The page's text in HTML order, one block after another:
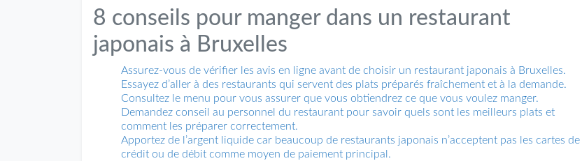
8 conseils pour manger dans un restaurant
japonais à Bruxelles
Assurez-vous de vérifier les avis en ligne avant de choisir un restaurant japonais à Bruxelles.
Essayez d’aller à des restaurants qui servent des plats préparés fraîchement et à la demande.
Consultez le menu pour vous assurer que vous obtiendrez ce que vous voulez manger.
Demandez conseil au personnel du restaurant pour savoir quels sont les meilleurs plats et
comment les préparer correctement.
Apportez de l’argent liquide car beaucoup de restaurants japonais n’acceptent pas les cartes de
crédit ou de débit comme moyen de paiement principal.